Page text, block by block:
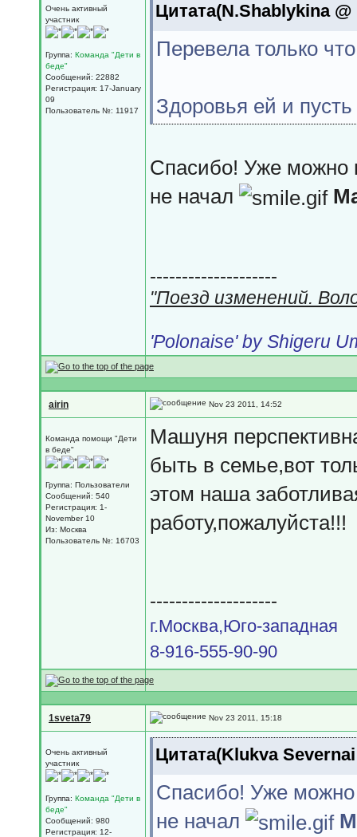
Очень активный
участник
Группа: Команда "Дети в
беде"
Сообщений: 22882
Регистрация: 17-January
09
Пользователь №: 11917
Цитата(N.Shablykina
Перевела только
Здоровья ей и
Спасибо! Уже можно
не начал
--------------------
"Поезд изменений.
'Polonaise' by Shigeru
airin Nov 23 2011, 14:52
Команда помощи "Дети
в беде"
Группа: Пользователи
Сообщений: 540
Регистрация: 1-
November 10
Из: Москва
Пользователь №: 16703
Машуня
быть в семье,вот
этом наша
работу,пожалуйста!!!
--------------------
г.Москва,Юго-западная
8-916-555-90-90
1sveta79 Nov 23 2011, 15:18
Очень активный
участник
Группа: Команда "Дети в
беде"
Сообщений: 980
Регистрация: 12-
Цитата(Klukva
Спасибо! Уже можно
не начал